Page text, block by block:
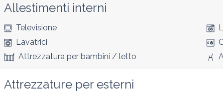
Allestimenti interni
Televisione
Lavatrici
Attrezzatura per bambini / letto
Attrezzature per esterni